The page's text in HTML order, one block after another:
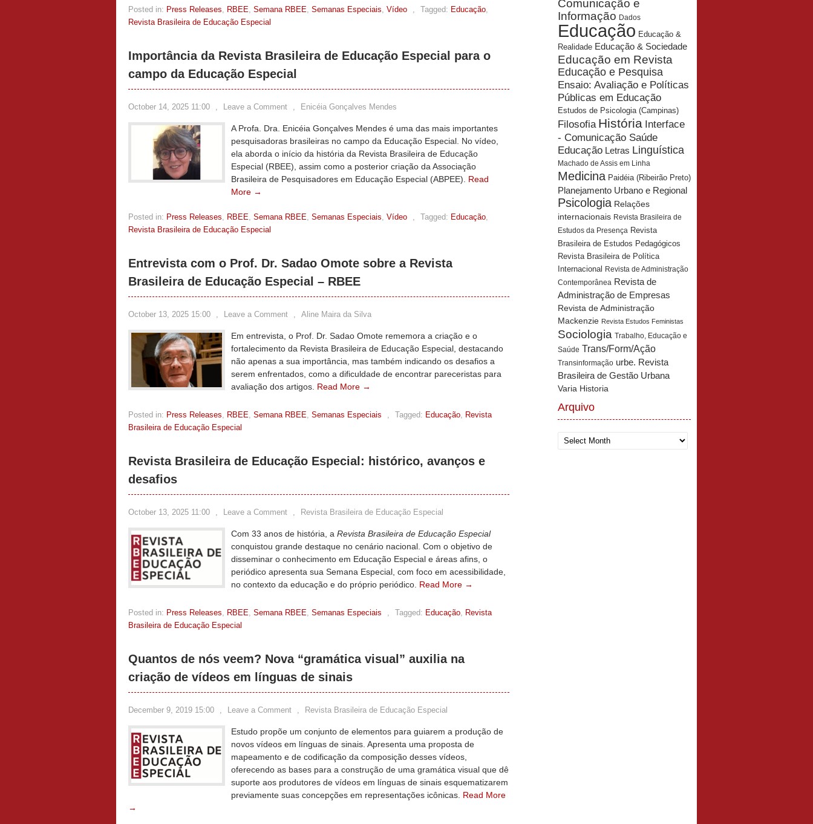
Posted in: Press Releases, RBEE, Semana RBEE, Semanas Especiais, Vídeo , Tagged: Educação,
Revista Brasileira de Educação Especial
Importância da Revista Brasileira de Educação Especial para o
campo da Educação Especial
October 14, 2025 11:00 , Leave a Comment , Enicéia Gonçalves Mendes
A Profa. Dra. Enicéia Gonçalves Mendes é uma das mais importantes
pesquisadoras brasileiras no campo da Educação Especial. No vídeo,
ela aborda o início da história da Revista Brasileira de Educação
Especial (RBEE), assim como a posterior criação da Associação
Brasileira de Pesquisadores em Educação Especial (ABPEE). Read
More →
Posted in: Press Releases, RBEE, Semana RBEE, Semanas Especiais, Vídeo , Tagged: Educação,
Revista Brasileira de Educação Especial
Entrevista com o Prof. Dr. Sadao Omote sobre a Revista
Brasileira de Educação Especial – RBEE
October 13, 2025 15:00 , Leave a Comment , Aline Maira da Silva
Em entrevista, o Prof. Dr. Sadao Omote rememora a criação e o
fortalecimento da Revista Brasileira de Educação Especial, destacando
não apenas a sua importância, mas também indicando os desafios a
serem enfrentados, como a dificuldade de encontrar pareceristas para
avaliação dos artigos. Read More →
Posted in: Press Releases, RBEE, Semana RBEE, Semanas Especiais , Tagged: Educação, Revista
Brasileira de Educação Especial
Revista Brasileira de Educação Especial: histórico, avanços e
desafios
October 13, 2025 11:00 , Leave a Comment , Revista Brasileira de Educação Especial
Com 33 anos de história, a Revista Brasileira de Educação Especial
conquistou grande destaque no cenário nacional. Com o objetivo de
disseminar o conhecimento em Educação Especial e áreas afins, o
periódico apresenta sua Semana Especial, com foco em acessibilidade,
no contexto da educação e do próprio periódico. Read More →
Posted in: Press Releases, RBEE, Semana RBEE, Semanas Especiais , Tagged: Educação, Revista
Brasileira de Educação Especial
Quantos de nós veem? Nova “gramática visual” auxilia na
criação de vídeos em línguas de sinais
December 9, 2019 15:00 , Leave a Comment , Revista Brasileira de Educação Especial
Estudo propõe um conjunto de elementos para guiarem a produção de
novos vídeos em línguas de sinais. Apresenta uma proposta de
mapeamento e de codificação da composição desses vídeos,
oferecendo as bases para a construção de uma gramática visual que dê
suporte aos produtores de vídeos em línguas de sinais esquematizarem
previamente suas concepções em representações icônicas. Read More
→
Comunicação e
Informação Dados
Educação Educação &
Realidade Educação & Sociedade
Educação em Revista
Educação e Pesquisa
Ensaio: Avaliação e Políticas
Públicas em Educação
Estudos de Psicologia (Campinas)
Filosofia História Interface
- Comunicação Saúde
Educação Letras Linguística
Machado de Assis em Linha
Medicina Paidéia (Ribeirão Preto)
Planejamento Urbano e Regional
Psicologia Relações
internacionais Revista Brasileira de
Estudos da Presença Revista
Brasileira de Estudos Pedagógicos
Revista Brasileira de Política
Internacional Revista de Administração
Contemporânea Revista de
Administração de Empresas
Revista de Administração
Mackenzie Revista Estudos Feministas
Sociologia Trabalho, Educação e
Saúde Trans/Form/Ação
Transinformação urbe. Revista
Brasileira de Gestão Urbana
Varia Historia
Arquivo
Arquivo